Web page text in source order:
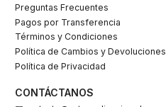
Preguntas Frecuentes
Pagos por Transferencia
Términos y Condiciones
Política de Cambios y Devoluciones
Política de Privacidad
CONTÁCTANOS